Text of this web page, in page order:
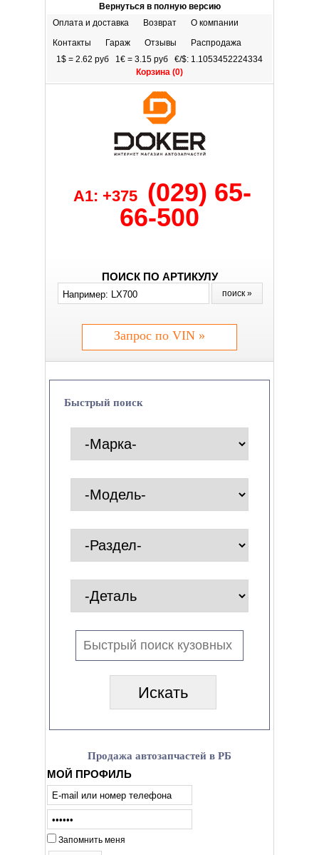
Вернуться в полную версию
Оплата и доставка
Возврат
О компании
Контакты
Гараж Отзывы
Распродажа
1$ = 2.62 руб 1€ = 3.15 руб €/$: 1.1053452224334
Корзина (0)
A1: +375
(029) 65-
66-500
ПОИСК ПО АРТИКУЛУ
поиск »
Запрос по VIN »
Быстрый поиск
Продажа автозапчастей в РБ
МОЙ ПРОФИЛЬ
Запомнить меня